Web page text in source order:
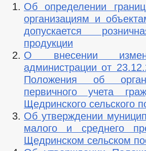
Об определении
организациям и
допускается
продукции
О внесении
администрации от
Положения об
первичного учета
Щедринского сельского
Об утверждении
малого и среднего
Щедринском сельском